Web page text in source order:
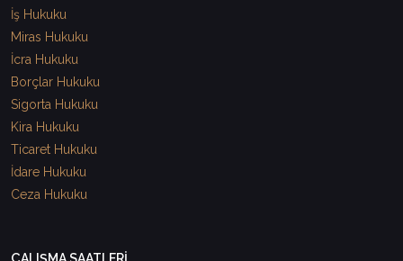
İş Hukuku
Miras Hukuku
İcra Hukuku
Borçlar Hukuku
Sigorta Hukuku
Kira Hukuku
Ticaret Hukuku
İdare Hukuku
Ceza Hukuku